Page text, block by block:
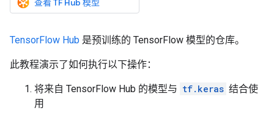
查看 TF Hub 模型
TensorFlow Hub 是预训练的 TensorFlow 模型的仓库。
此教程演示了如何执行以下操作：
将来自 TensorFlow Hub 的模型与 tf.keras 结合使
用